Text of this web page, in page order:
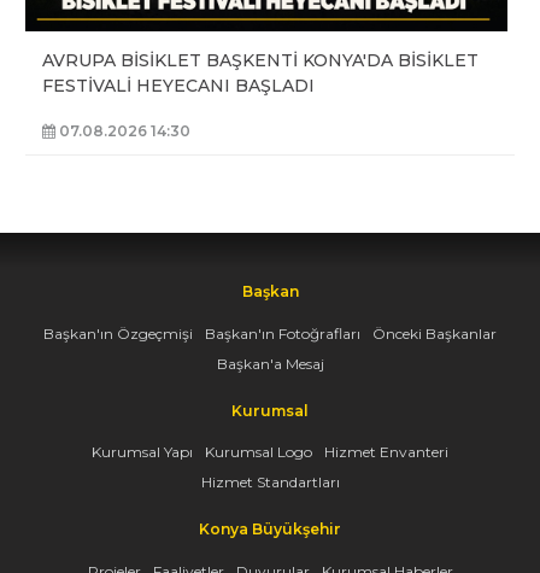
AVRUPA BİSİKLET BAŞKENTİ KONYA'DA BİSİKLET
FESTİVALİ HEYECANI BAŞLADI
07.08.2026 14:30
Başkan
Başkan'ın Özgeçmişi Başkan'ın Fotoğrafları
Önceki Başkanlar
Başkan'a Mesaj
Kurumsal
Kurumsal Yapı Kurumsal Logo
Hizmet Envanteri
Hizmet Standartları
Konya Büyükşehir